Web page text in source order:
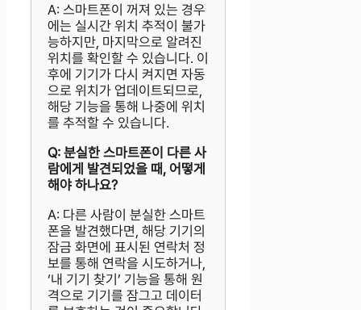
A: 스마트폰이 꺼져 있는 경우
에는 실시간 위치 추적이 불가
능하지만, 마지막으로 알려진
위치를 확인할 수 있습니다. 이
후에 기기가 다시 켜지면 자동
으로 위치가 업데이트되므로,
해당 기능을 통해 나중에 위치
를 추적할 수 있습니다.
Q: 분실한 스마트폰이 다른 사
람에게 발견되었을 때, 어떻게
해야 하나요?
A: 다른 사람이 분실한 스마트
폰을 발견했다면, 해당 기기의
잠금 화면에 표시된 연락처 정
보를 통해 연락을 시도하거나,
‘내 기기 찾기’ 기능을 통해 원
격으로 기기를 잠그고 데이터